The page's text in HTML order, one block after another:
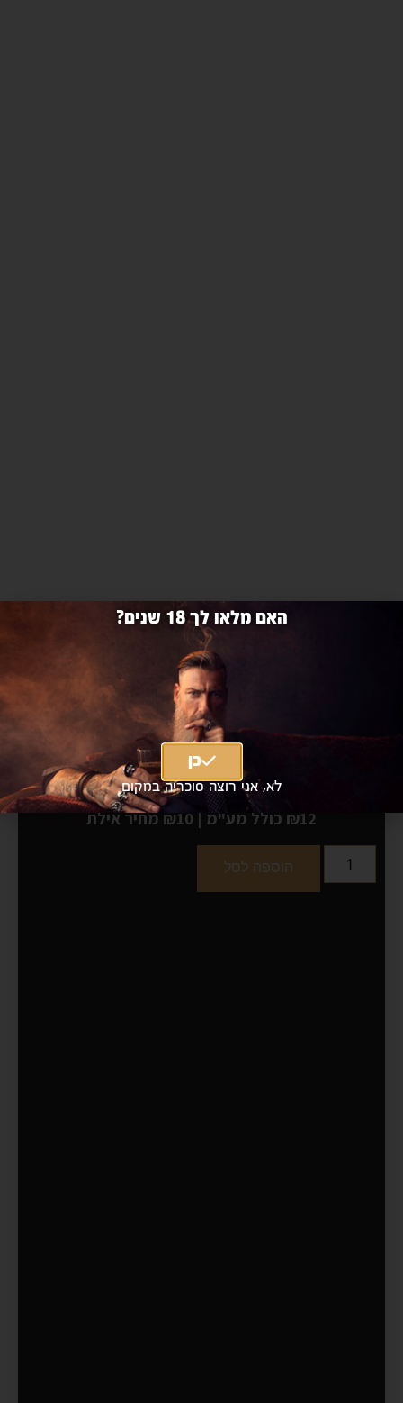
פריגת תפוזים 1.5 ליטר
₪12 כולל מע"מ |
₪10מחיר אילת
הוספה לסל
האם מלאו לך 18 שנים?
כן
לא, אני רוצה סוכריה במקום